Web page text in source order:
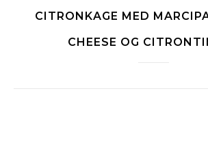
CITRONKAGE MED
CHEESE OG